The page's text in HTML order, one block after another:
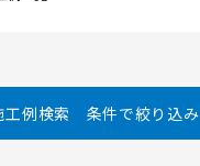
工例検索 条件で絞り込み